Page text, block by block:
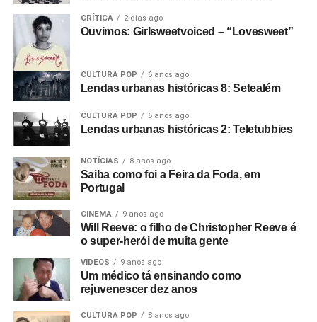
CRÍTICA 2 dias ago
Ouvimos: Girlsweetvoiced – “Lovesweet”
CULTURA POP 6 anos ago
Lendas urbanas históricas 8: Setealém
CULTURA POP 6 anos ago
Lendas urbanas históricas 2: Teletubbies
NOTÍCIAS 8 anos ago
Saiba como foi a Feira da Foda, em
Portugal
CINEMA 9 anos ago
Will Reeve: o filho de Christopher Reeve é
o super-herói de muita gente
VIDEOS 9 anos ago
Um médico tá ensinando como
rejuvenescer dez anos
CULTURA POP 8 anos ago